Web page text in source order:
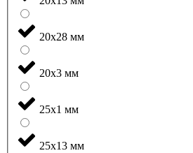
20x28 мм
20x3 мм
25x1 мм
25x13 мм